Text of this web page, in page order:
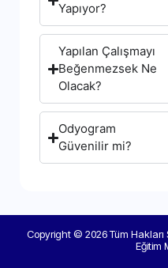
Yapıyor?
Yapılan Çalışmayı
Beğenmezsek Ne
Olacak?
Odyogram
Güvenilir mi?
Copyright © 2026 Tüm Hakları
Eğitim